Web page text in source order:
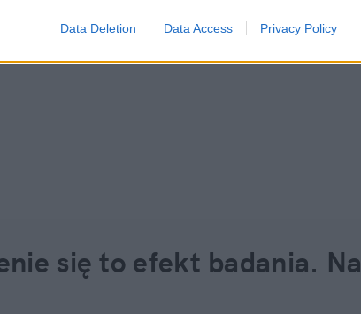
Data Deletion Data Access Privacy Policy
się to efekt badania. Na